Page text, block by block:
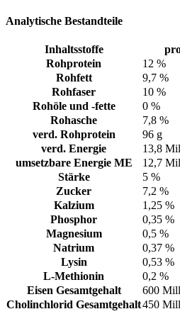
Analytische Bestandteile
Inhaltsstoffe
Rohprotein
12 %
Rohfett
9,7 %
Rohfaser
10 %
Rohöle und -fette
0 %
Rohasche
7,8 %
verd. Rohprotein
96 g
verd. Energie
13,8
umsetzbare Energie ME
12,7
Stärke
5 %
Zucker
7,2 %
Kalzium
1,25 %
Phosphor
0,35 %
Magnesium
0,5 %
Natrium
0,37 %
Lysin
0,53 %
L-Methionin
0,2 %
Eisen Gesamtgehalt
600
Cholinchlorid Gesamtgehalt450